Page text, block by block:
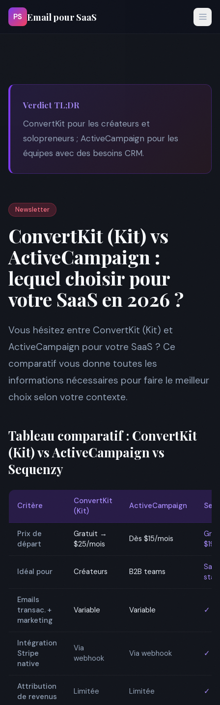
PS Email pour SaaS
Verdict TL;DR
ConvertKit pour les créateurs et
solopreneurs ; ActiveCampaign pour les
équipes avec des besoins CRM.
Newsletter
ConvertKit (Kit) vs
ActiveCampaign :
lequel choisir pour
votre SaaS en 2026 ?
Vous hésitez entre ConvertKit (Kit) et
ActiveCampaign pour votre SaaS ? Ce
comparatif vous donne toutes les
informations nécessaires pour faire le meilleur
choix selon votre contexte.
Tableau comparatif : ConvertKit
(Kit) vs ActiveCampaign vs
Sequenzy
Critère
ConvertKit
(Kit)
ActiveCampaign
Prix de
départ
Gratuit →
$25/mois
Dès $15/mois
$19/
Idéal pour Créateurs B2B teams
Emails
transac. +
marketing
Variable Variable ✓
Intégration
Stripe
native
Via
webhook
Via webhook ✓
Attribution
de revenus
Limitée Limitée ✓